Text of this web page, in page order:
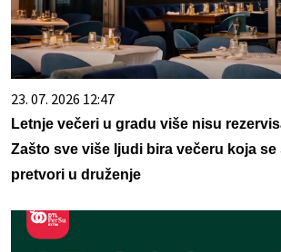
23. 07. 2026 12:47
Letnje večeri u gradu više nisu
Zašto sve više ljudi bira večeru koja
pretvori u druženje